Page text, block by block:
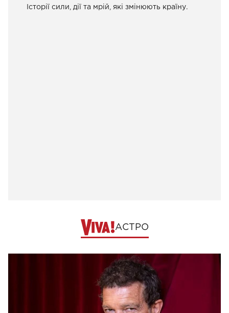
Історії сили, дії та мрій, які змінюють країну.
АСТРО